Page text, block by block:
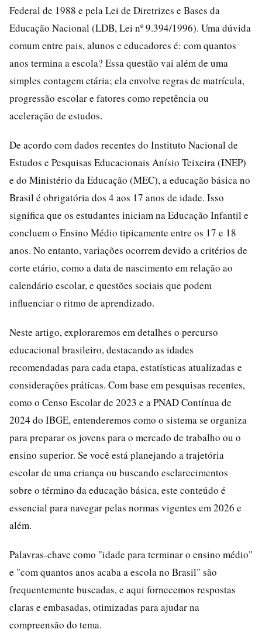
Federal de 1988 e pela Lei de Diretrizes e Bases da
Educação Nacional (LDB, Lei nº 9.394/1996). Uma dúvida
comum entre pais, alunos e educadores é: com quantos
anos termina a escola? Essa questão vai além de uma
simples contagem etária; ela envolve regras de matrícula,
progressão escolar e fatores como repetência ou
aceleração de estudos.
De acordo com dados recentes do Instituto Nacional de
Estudos e Pesquisas Educacionais Anísio Teixeira (INEP)
e do Ministério da Educação (MEC), a educação básica no
Brasil é obrigatória dos 4 aos 17 anos de idade. Isso
significa que os estudantes iniciam na Educação Infantil e
concluem o Ensino Médio tipicamente entre os 17 e 18
anos. No entanto, variações ocorrem devido a critérios de
corte etário, como a data de nascimento em relação ao
calendário escolar, e questões sociais que podem
influenciar o ritmo de aprendizado.
Neste artigo, exploraremos em detalhes o percurso
educacional brasileiro, destacando as idades
recomendadas para cada etapa, estatísticas atualizadas e
considerações práticas. Com base em pesquisas recentes,
como o Censo Escolar de 2023 e a PNAD Contínua de
2024 do IBGE, entenderemos como o sistema se organiza
para preparar os jovens para o mercado de trabalho ou o
ensino superior. Se você está planejando a trajetória
escolar de uma criança ou buscando esclarecimentos
sobre o término da educação básica, este conteúdo é
essencial para navegar pelas normas vigentes em 2026 e
além.
Palavras-chave como "idade para terminar o ensino médio"
e "com quantos anos acaba a escola no Brasil" são
frequentemente buscadas, e aqui fornecemos respostas
claras e embasadas, otimizadas para ajudar na
compreensão do tema.